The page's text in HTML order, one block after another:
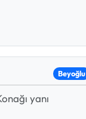
Beyoğlu
yanı